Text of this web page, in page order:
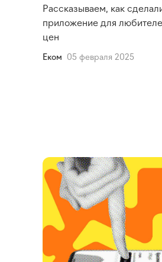
Рассказываем, как
приложение для
цен
Еком 05 февраля 2025